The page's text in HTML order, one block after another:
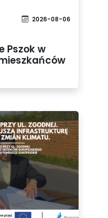
2026-08-06
Pszok w